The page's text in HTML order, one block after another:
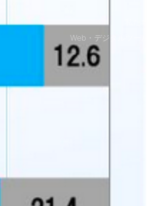
Web・デジタルツー